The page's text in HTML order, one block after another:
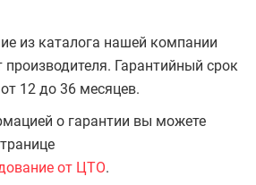
из каталога нашей компании
производителя. Гарантийный срок
12 до 36 месяцев.
о гарантии вы можете
от ЦТО.